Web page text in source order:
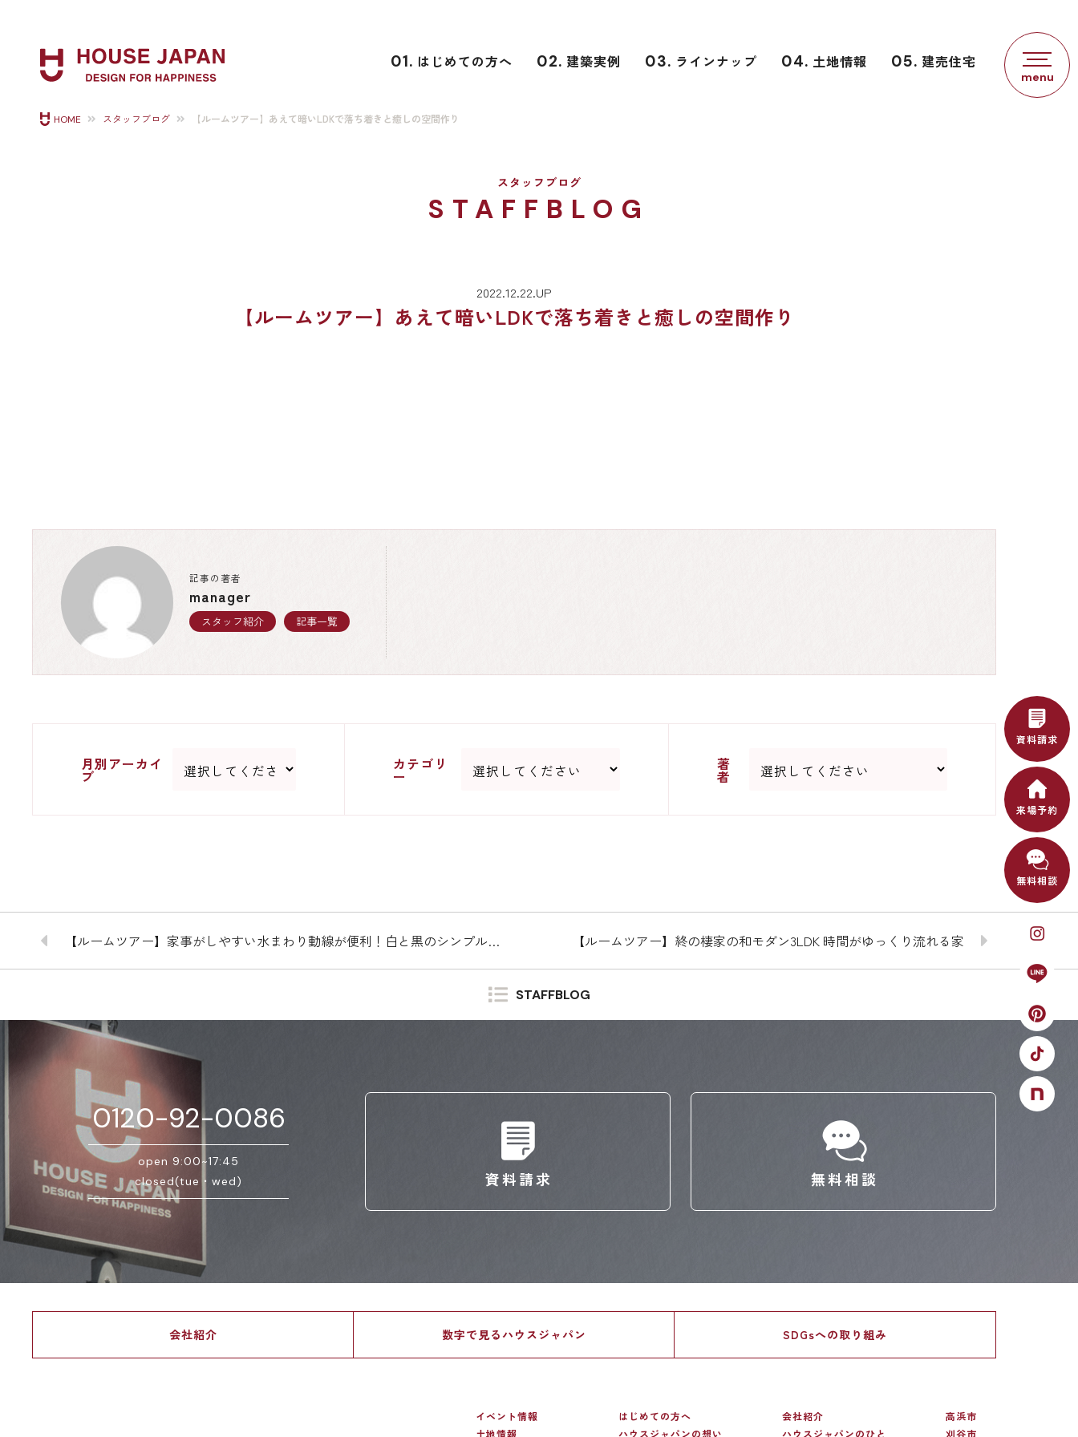
01. はじめての方へ 02. 建築実例 03. ラインナップ 04. 土地情報 05. 建売住宅
資料請求
来場予約
無料相談
スタッフブログ
STAFFBLOG
HOME スタッフブログ 【ルームツアー】あえて暗いLDKで落ち着きと癒しの空間作り
2022.12.22.UP
【ルームツアー】あえて暗いLDKで落ち着きと癒しの空間作り
記事の著者
manager
スタッフ紹介 記事一覧
月別アーカイ
ブ
カテゴリ
ー
著
者
【ルームツアー】家事がしやすい水まわり動線が便利！白と黒のシンプルモダンなカフェ風の一戸建て 【ルームツアー】終の棲家の和モダン3LDK 時間がゆっくり流れる家
STAFFBLOG
0120-92-0086
open 9:00~17:45
closed(tue・wed)
資料請求 無料相談
会社紹介 数字で見る ハウスジャパン SDGsへの取り組み
イベント情報
土地情報
はじめての方へ
ハウスジャパンの想い
会社紹介
ハウスジャパンのひと
高浜市
刈谷市